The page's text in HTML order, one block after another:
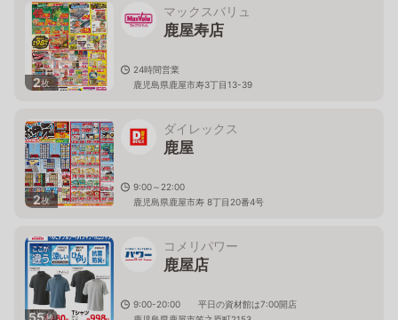
2枚
マックスバリュ
鹿屋寿店
24時間営業
鹿児島県鹿屋市寿3丁目13-39
2枚
ダイレックス
鹿屋
9:00～22:00
鹿児島県鹿屋市寿 8丁目20番4号
55枚
コメリパワー
鹿屋店
9:00-20:00 平日の資材館は7:00開店